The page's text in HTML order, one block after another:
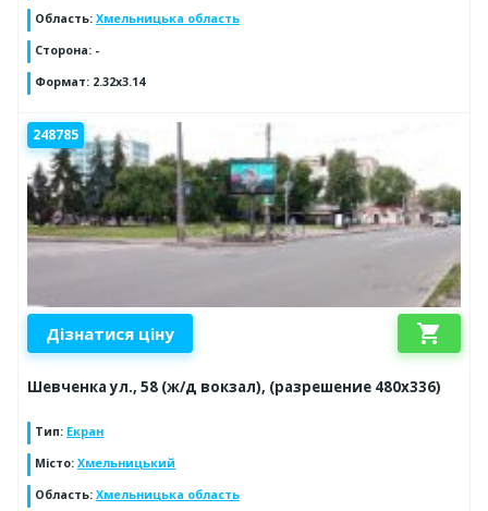
Область: Хмельницька область
Сторона: -
Формат: 2.32x3.14
248785
Дізнатися ціну shopping_cart
Шевченка ул., 58 (ж/д вокзал), (разрешение 480х336)
Тип: Екран
Місто: Хмельницький
Область: Хмельницька область